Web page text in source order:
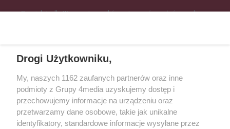
Specjalnie dla Was postanowiliśmy stworzyć rozgłośnię radiową
Śrem, Jarocin, Gniezno, Ostrów Wlkp.).
Kontakt Reklama Patronat
Dane firmowe
Regulamin serwisu i ogłoszeń drobnych
Regulamin konkursów
Polityka prywatności
Przetwarzanie danych osobowych
Drogi Użytkowniku,
My, naszych 1162 zaufanych partnerów oraz inne
podmioty z Grupy 4media uzyskujemy dostęp i
przechowujemy informacje na urządzeniu oraz
przetwarzamy dane osobowe, takie jak unikalne
identyfikatory, standardowe informacje wysyłane przez